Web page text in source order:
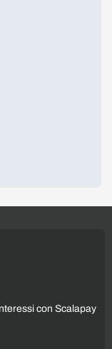
con Scalapay